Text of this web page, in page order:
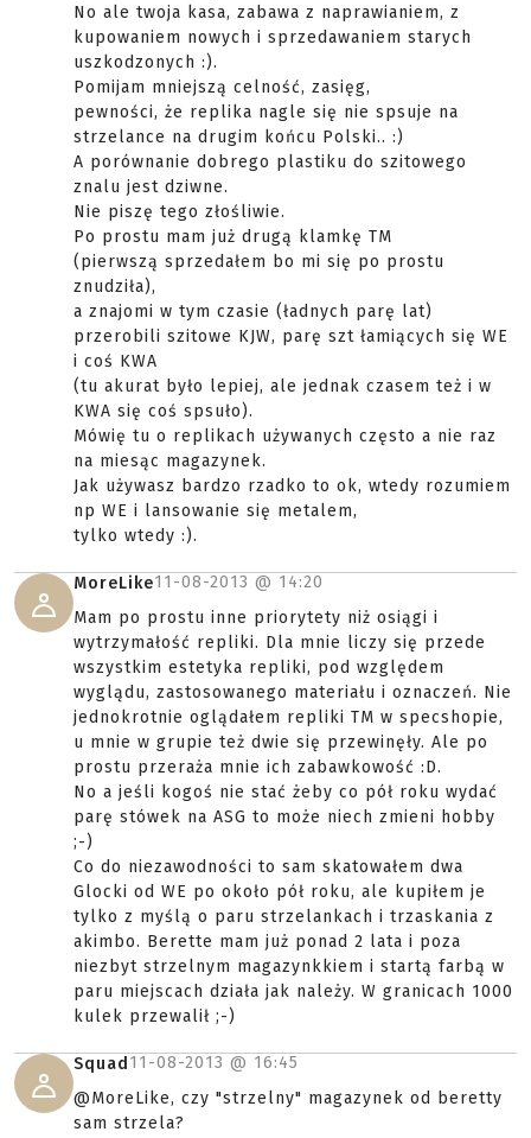
No ale twoja kasa, zabawa z naprawianiem, z
kupowaniem nowych i sprzedawaniem starych
uszkodzonych :).
Pomijam mniejszą celność, zasięg,
pewności, że replika nagle się nie spsuje na
strzelance na drugim końcu Polski.. :)
A porównanie dobrego plastiku do szitowego
znalu jest dziwne.
Nie piszę tego złośliwie.
Po prostu mam już drugą klamkę TM
(pierwszą sprzedałem bo mi się po prostu
znudziła),
a znajomi w tym czasie (ładnych parę lat)
przerobili szitowe KJW, parę szt łamiących się WE
i coś KWA
(tu akurat było lepiej, ale jednak czasem też i w
KWA się coś spsuło).
Mówię tu o replikach używanych często a nie raz
na miesąc magazynek.
Jak używasz bardzo rzadko to ok, wtedy rozumiem
np WE i lansowanie się metalem,
tylko wtedy :).
MoreLike11-08-2013 @ 14:20
Mam po prostu inne priorytety niż osiągi i
wytrzymałość repliki. Dla mnie liczy się przede
wszystkim estetyka repliki, pod względem
wyglądu, zastosowanego materiału i oznaczeń. Nie
jednokrotnie oglądałem repliki TM w specshopie,
u mnie w grupie też dwie się przewinęły. Ale po
prostu przeraża mnie ich zabawkowość :D.
No a jeśli kogoś nie stać żeby co pół roku wydać
parę stówek na ASG to może niech zmieni hobby
;-)
Co do niezawodności to sam skatowałem dwa
Glocki od WE po około pół roku, ale kupiłem je
tylko z myślą o paru strzelankach i trzaskania z
akimbo. Berette mam już ponad 2 lata i poza
niezbyt strzelnym magazynkkiem i startą farbą w
paru miejscach działa jak należy. W granicach 1000
kulek przewalił ;-)
Squad 11-08-2013 @ 16:45
@MoreLike, czy "strzelny" magazynek od beretty
sam strzela?